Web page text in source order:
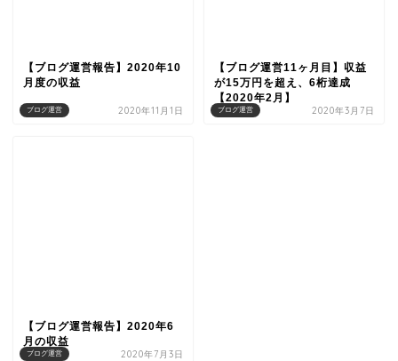
ブログ運営
【ブログ運営報告】2020年10
月度の収益
2020年11月1日 ブログ運営
【ブログ運営11ヶ月目】収益
が15万円を超え、6桁達成
【2020年2月】
2020年3月7日
ブログ運営
【ブログ運営報告】2020年6
月の収益
2020年7月3日